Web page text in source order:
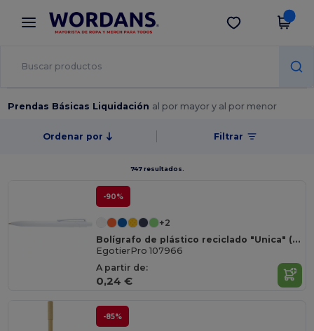
× App de Wordans
¡Mejores precios en app!
Descargar app
Prendas Básicas Liquidación al por mayor y al por menor
Ordenar por Filtrar
747 resultados.
-90%
+2
Bolígrafo de plástico reciclado "Unica" (tinta negra)
EgotierPro 107966
A partir de:
0,24 €
-85%